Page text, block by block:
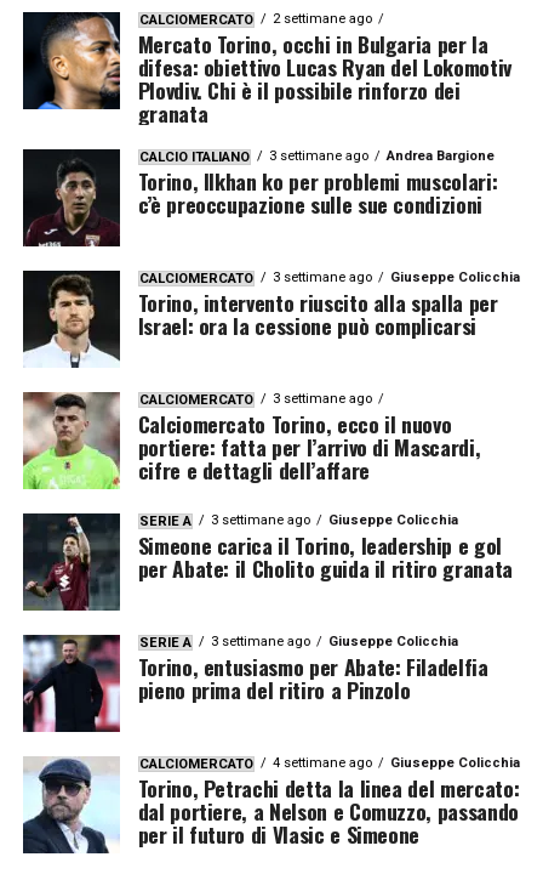
CALCIOMERCATO 2 settimane ago
Mercato Torino, occhi in Bulgaria per la
difesa: obiettivo Lucas Ryan del Lokomotiv
Plovdiv. Chi è il possibile rinforzo dei
granata
CALCIO ITALIANO 3 settimane ago Andrea Bargione
Torino, Ilkhan ko per problemi muscolari:
c’è preoccupazione sulle sue condizioni
CALCIOMERCATO 3 settimane ago Giuseppe Colicchia
Torino, intervento riuscito alla spalla per
Israel: ora la cessione può complicarsi
CALCIOMERCATO 3 settimane ago
Calciomercato Torino, ecco il nuovo
portiere: fatta per l’arrivo di Mascardi,
cifre e dettagli dell’affare
SERIE A 3 settimane ago Giuseppe Colicchia
Simeone carica il Torino, leadership e gol
per Abate: il Cholito guida il ritiro granata
SERIE A 3 settimane ago Giuseppe Colicchia
Torino, entusiasmo per Abate: Filadelfia
pieno prima del ritiro a Pinzolo
CALCIOMERCATO 4 settimane ago Giuseppe Colicchia
Torino, Petrachi detta la linea del mercato:
dal portiere, a Nelson e Comuzzo, passando
per il futuro di Vlasic e Simeone